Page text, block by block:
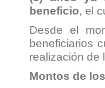
beneficio, el
Desde el
beneficiarios
realización de
Montos de